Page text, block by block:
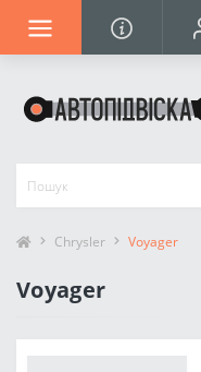
Chrysler Voyager
Voyager